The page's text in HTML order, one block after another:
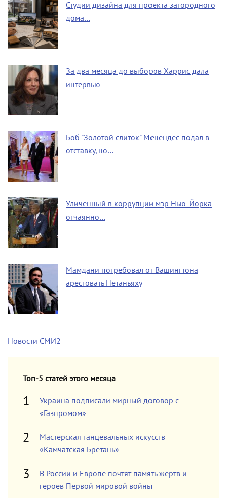
Студии дизайна для проекта загородного
дома…
За два месяца до выборов Харрис дала
интервью
Боб "Золотой слиток" Менендес подал в
отставку, но…
Уличённый в коррупции мэр Нью-Йорка
отчаянно…
Мамдани потребовал от Вашингтона
арестовать Нетаньяху
Новости СМИ2
Топ-5 статей этого месяца
Украина подписали мирный договор с
«Газпромом»
Мастерская танцевальных искусств
«Камчатская Бретань»
В России и Европе почтят память жертв и
героев Первой мировой войны